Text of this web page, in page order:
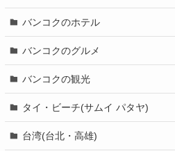
バンコクのホテル
バンコクのグルメ
バンコクの観光
タイ・ビーチ(サムイ パタヤ)
台湾(台北・高雄)